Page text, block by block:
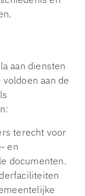
aan diensten
aan de
terecht voor
en
documenten.